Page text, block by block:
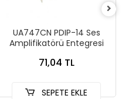
UA747CN PDIP-14 Ses
Amplifikatörü Entegresi
71,04 TL
SEPETE EKLE